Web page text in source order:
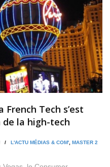
French Tech s’est
la high-tech
/ L'ACTU MÉDIAS & COM' MASTER 2